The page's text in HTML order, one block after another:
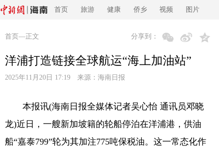
首页 旅游 健康 侨乡 视频 图片
首页 —正文 分享到：
洋浦打造链接全球航运“海上加油站”
2025年11月20日 17:19 来源： 海南日报
本报讯(海南日报全媒体记者吴心怡 通讯员邓晓
龙)近日，一艘新加坡籍的轮船停泊在洋浦港，供油
船“嘉泰799”轮为其加注775吨保税油。这一常态化作